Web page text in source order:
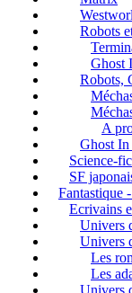
Robots
Ghost
Robots,
A
Ghost
Science-
SF
Fantastique
Ecrivains
Univers
Univers
Les
Les
Univers